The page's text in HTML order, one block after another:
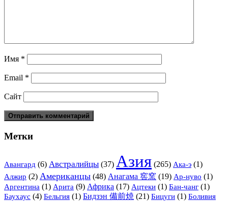
Имя *
Email *
Сайт
Метки
Авангард (6) Австралийцы (37) Азия (265) Ака-э (1)
Алжир (2) Американцы (48) Анагама 窖窯 (19) Ар-нуво (1)
Аргентина (1) Арита (9) Африка (17) Ацтеки (1) Бан-чанг (1)
Баухаус (4) Бельгия (1) Бидзэн 備前焼 (21) Бицуги (1) Боливия